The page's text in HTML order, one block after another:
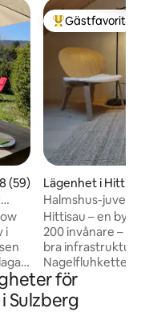
5 i genomsnittligt
(59)
Populär
Gästfavorit
Lägenhet i
Halmshus-juvel:
Hittisau – en by i
200 invånare –
bra infrastruktur.
Nagelfluhkette
för vandringar
utflykter till
Allgäu.
för
Sulzberg